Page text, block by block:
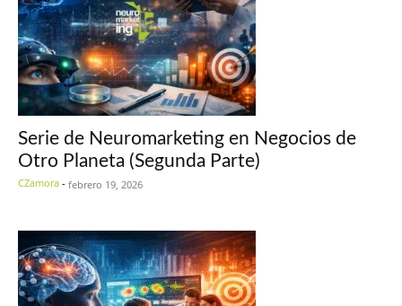
Serie de Neuromarketing en Negocios de
Otro Planeta (Segunda Parte)
CZamora - febrero 19, 2026